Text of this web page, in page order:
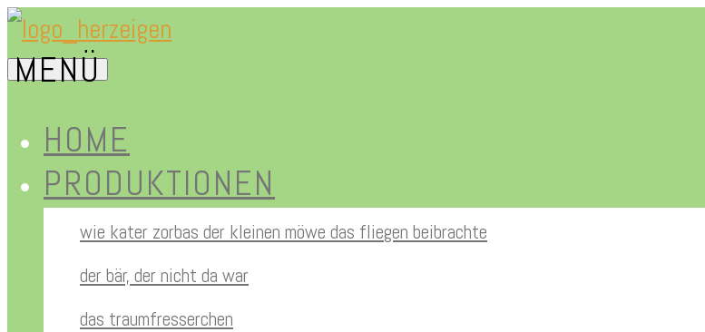
Zum
Inhalt
herz-
eigen.de
MENÜ
HOME
PRODUKTIONEN
wie kater zorbas der kleinen möwe das fliegen beibrachte
der bär, der nicht da war
das traumfresserchen